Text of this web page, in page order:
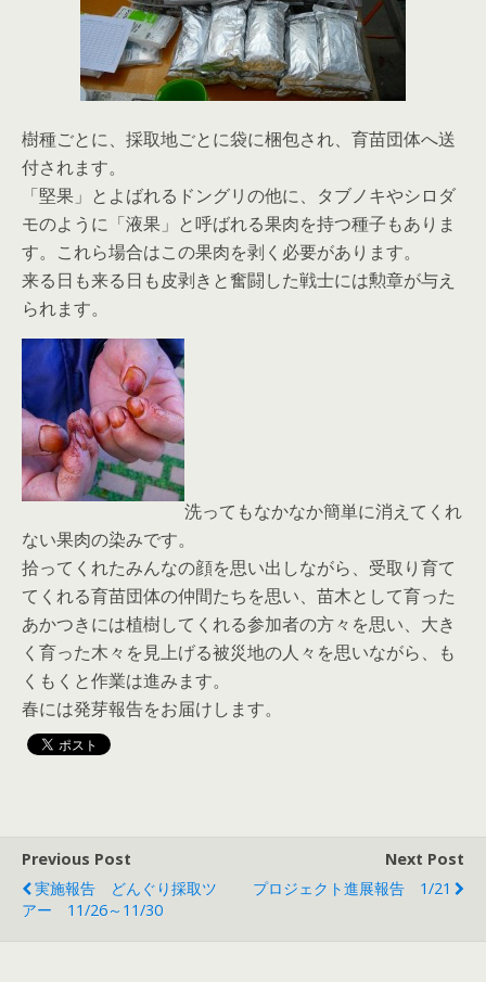
樹種ごとに、採取地ごとに袋に梱包され、育苗団体へ送
付されます。
「堅果」とよばれるドングリの他に、タブノキやシロダ
モのように「液果」と呼ばれる果肉を持つ種子もありま
す。これら場合はこの果肉を剥く必要があります。
来る日も来る日も皮剥きと奮闘した戦士には勲章が与え
られます。
洗ってもなかなか簡単に消えてくれ
ない果肉の染みです。
拾ってくれたみんなの顔を思い出しながら、受取り育て
てくれる育苗団体の仲間たちを思い、苗木として育った
あかつきには植樹してくれる参加者の方々を思い、大き
く育った木々を見上げる被災地の人々を思いながら、も
くもくと作業は進みます。
春には発芽報告をお届けします。
Previous Post
実施報告 どんぐり採取ツ
アー 11/26～11/30
Next Post
プロジェクト進展報告 1/21